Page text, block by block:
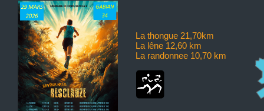
La thongue 21,70km
La lêne 12,60 km
La randonnee 10,70 km